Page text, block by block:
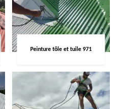
Peinture tôle et tuile 971